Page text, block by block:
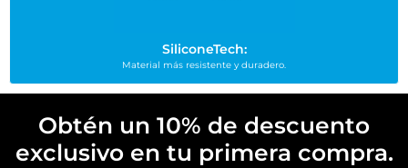
SiliconeTech:
Material más resistente y duradero.
Obtén un 10% de descuento
exclusivo en tu primera compra.